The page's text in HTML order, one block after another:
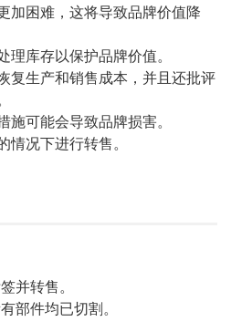
加困难，这将导致品牌价值降
理库存以保护品牌价值。
复生产和销售成本，并且还批评
施可能会导致品牌损害。
情况下进行转售。
并转售。
部件均已切割。